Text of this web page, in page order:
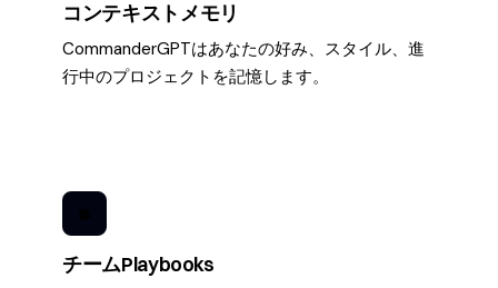
コンテキストメモリ
CommanderGPTはあなたの好み、スタイル、進
行中のプロジェクトを記憶します。
チームPlaybooks